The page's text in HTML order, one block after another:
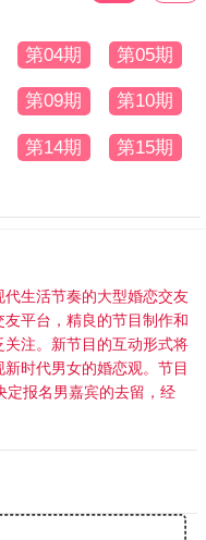
第04期 第05期
第09期 第10期
第14期 第15期
生活节奏的大型婚恋交友
平台，精良的节目制作和
注。新节目的互动形式将
时代男女的婚恋观。节目
定报名男嘉宾的去留，经
选”、“男生权利”等规则来